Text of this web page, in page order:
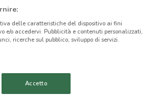
Via Di
2.7 km
Piazza
Piazza
delle caratteristiche del dispositivo ai fini
e/o accedervi. Pubblicità e contenuti personalizzati,
ricerche sul pubblico, sviluppo di servizi.
Accetto